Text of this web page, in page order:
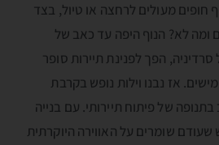
מעולים לרחצה או טיול, בצד
ומה לא? הנוף היפה עד כאב של
הפך לפנינת תיירות סופר
אז נבנו וילות נופש בקרבת
של פיתוח תיירותי. עם בנייה
שעודם שומרים על האווירה היוקרתית